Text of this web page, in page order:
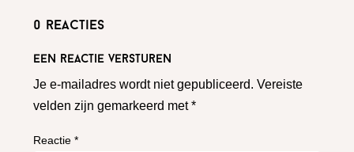
0 reacties
Een reactie versturen
Je e-mailadres wordt niet gepubliceerd. Vereiste
velden zijn gemarkeerd met*
Reactie*